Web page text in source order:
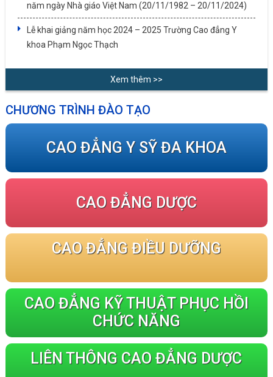
năm ngày Nhà giáo Việt Nam (20/11/1982 – 20/11/2024)
Lễ khai giảng năm học 2024 – 2025 Trường Cao đẳng Y
khoa Phạm Ngọc Thạch
Xem thêm >>
CHƯƠNG TRÌNH ĐÀO TẠO
CAO ĐẲNG Y SỸ ĐA KHOA
CAO ĐẲNG DƯỢC
CAO ĐẲNG ĐIỀU DƯỠNG
CAO ĐẲNG KỸ THUẬT PHỤC HỒI
CHỨC NĂNG
LIÊN THÔNG CAO ĐẲNG DƯỢC